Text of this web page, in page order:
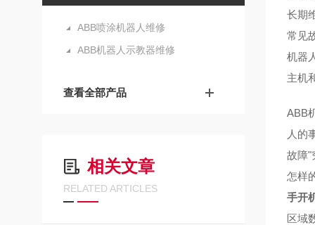
ABB喷涂机器人维修
ABB机器人示教器维修
查看全部产品
相关文章
RELATED ARTICLES
长期
常见
机器
主机
ABB
人的
故障"
怎样
手开
区域